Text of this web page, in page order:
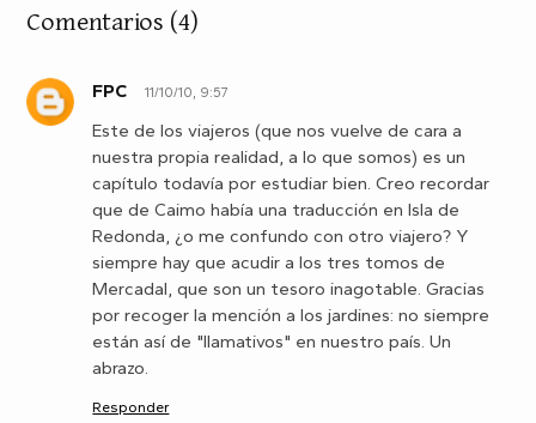
Comentarios (4)
F FPC 11/10/10, 9:57
Este de los viajeros (que nos vuelve de cara a
nuestra propia realidad, a lo que somos) es un
capítulo todavía por estudiar bien. Creo recordar
que de Caimo había una traducción en Isla de
Redonda, ¿o me confundo con otro viajero? Y
siempre hay que acudir a los tres tomos de
Mercadal, que son un tesoro inagotable. Gracias
por recoger la mención a los jardines: no siempre
están así de "llamativos" en nuestro país. Un
abrazo.
Responder